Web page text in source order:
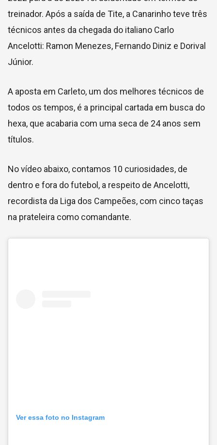
treinador. Após a saída de Tite, a Canarinho teve três
técnicos antes da chegada do italiano Carlo
Ancelotti: Ramon Menezes, Fernando Diniz e Dorival
Júnior.
A aposta em Carleto, um dos melhores técnicos de
todos os tempos, é a principal cartada em busca do
hexa, que acabaria com uma seca de 24 anos sem
títulos.
No vídeo abaixo, contamos 10 curiosidades, de
dentro e fora do futebol, a respeito de Ancelotti,
recordista da Liga dos Campeões, com cinco taças
na prateleira como comandante.
Ver essa foto no Instagram